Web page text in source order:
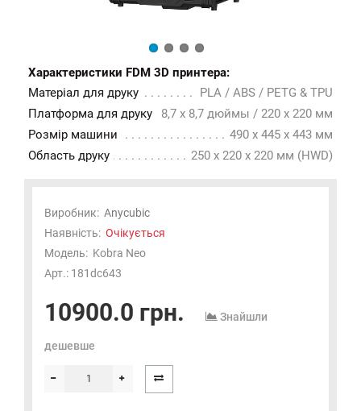
Характеристики FDM 3D принтера:
Матеріал для друку
PLA / ABS / PETG & TPU
Платформа для друку
8,7 х 8,7 дюймы / 220 x 220 мм
Розмір машини
490 х 445 х 443 мм
Область друку
250 х 220 х 220 мм (HWD)
Виробник: Anycubic
Наявність: Очікується
Модель: Kobra Neo
Арт.: 181dc643
10900.0 грн. Знайшли
дешевше